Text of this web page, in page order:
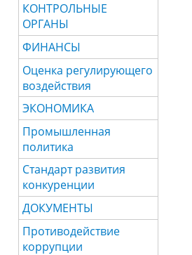
КОНТРОЛЬНЫЕ
ОРГАНЫ
ФИНАНСЫ
Оценка регулирующего
воздействия
ЭКОНОМИКА
Промышленная
политика
Стандарт развития
конкуренции
ДОКУМЕНТЫ
Противодействие
коррупции